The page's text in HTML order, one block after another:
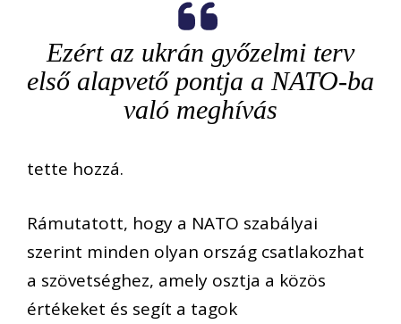
Ezért az ukrán győzelmi terv
első alapvető pontja a NATO-ba
való meghívás
tette hozzá.
Rámutatott, hogy a NATO szabályai
szerint minden olyan ország csatlakozhat
a szövetséghez, amely osztja a közös
értékeket és segít a tagok